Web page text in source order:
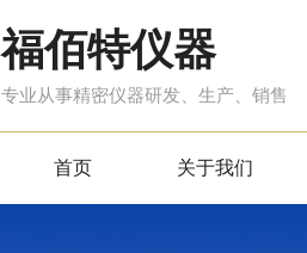
福佰特仪器
专业从事精密仪器研发、生产、销售
首页 关于我们